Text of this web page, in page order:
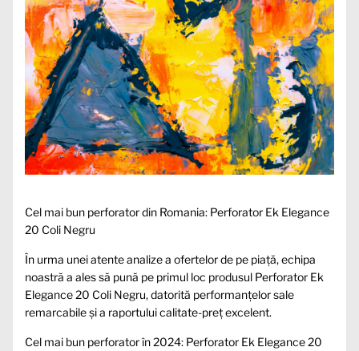
Cel mai bun perforator din Romania: Perforator Ek Elegance
20 Coli Negru
În urma unei atente analize a ofertelor de pe piață, echipa
noastră a ales să pună pe primul loc produsul Perforator Ek
Elegance 20 Coli Negru, datorită performanțelor sale
remarcabile și a raportului calitate-preț excelent.
Cel mai bun perforator în 2024: Perforator Ek Elegance 20